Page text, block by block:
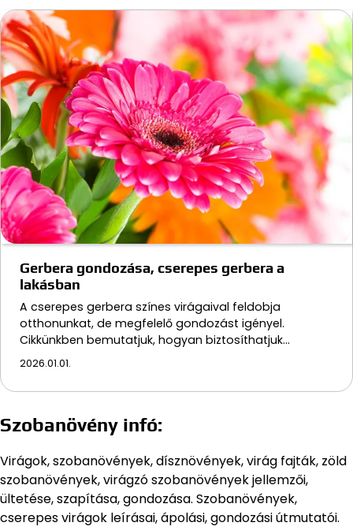
Gerbera gondozása, cserepes gerbera a
lakásban
A cserepes gerbera színes virágaival feldobja
otthonunkat, de megfelelő gondozást igényel.
Cikkünkben bemutatjuk, hogyan biztosíthatjuk…
2026.01.01.
Szobanövény infó:
Virágok, szobanövények, dísznövények, virág fajták, zöld
szobanövények, virágzó szobanövények jellemzői,
ültetése, szapítása, gondozása. Szobanövények,
cserepes virágok leírásai, ápolási, gondozási útmutatói.